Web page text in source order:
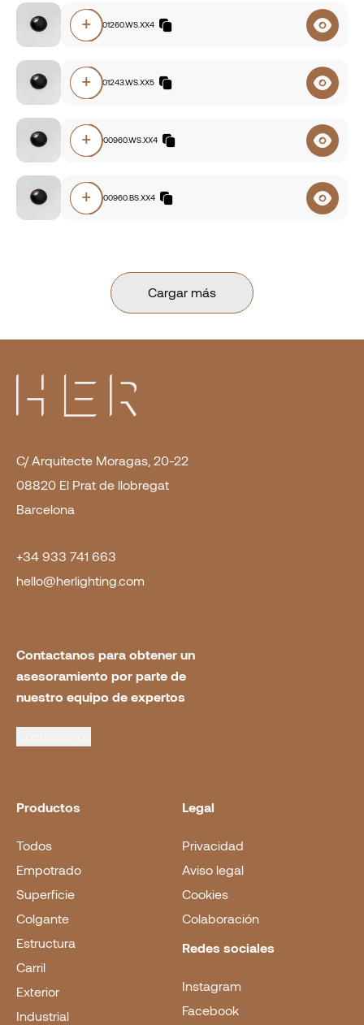
E189.92701260.WS.XX4
+
E189.92701243.WS.XX5
+
E189.94000960.WS.XX4
+
E189.94000960.BS.XX4
+
Cargar más
C/ Arquitecte Moragas, 20-22
08820 El Prat de llobregat
Barcelona
+34 933 741 663
hello@herlighting.com
Contactanos para obtener un
asesoramiento por parte de
nuestro equipo de expertos
Productos
Todos
Empotrado
Superficie
Colgante
Estructura
Carril
Exterior
Industrial
Legal
Privacidad
Aviso legal
Cookies
Colaboración
Redes sociales
Instagram
Facebook